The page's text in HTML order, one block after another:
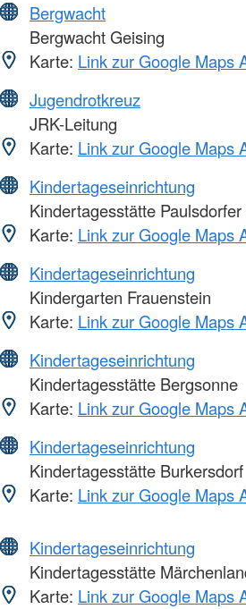
Bergwacht
Bergwacht Geising
Karte: Link zur Google Maps
Jugendrotkreuz
JRK-Leitung
Karte: Link zur Google Maps
Kindertageseinrichtung
Kindertagesstätte
Karte: Link zur Google Maps
Kindertageseinrichtung
Kindergarten Frauenstein
Karte: Link zur Google Maps
Kindertageseinrichtung
Kindertagesstätte Bergsonne
Karte: Link zur Google Maps
Kindertageseinrichtung
Kindertagesstätte Burkersdorf
Karte: Link zur Google Maps
Kindertageseinrichtung
Kindertagesstätte
Karte: Link zur Google Maps